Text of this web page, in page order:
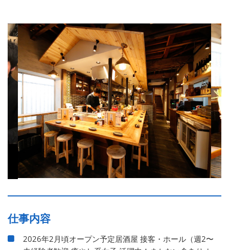
仕事内容
2026年2月頃オープン予定居酒屋 接客・ホール（週2〜